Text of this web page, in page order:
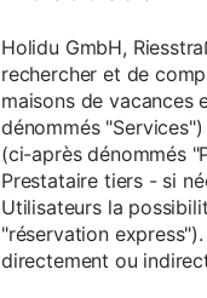
Holidu GmbH,
rechercher et de
maisons de vacances
dénommés
(ci-après dénommés
Prestataire tiers - si
Utilisateurs la
"réservation
directement ou